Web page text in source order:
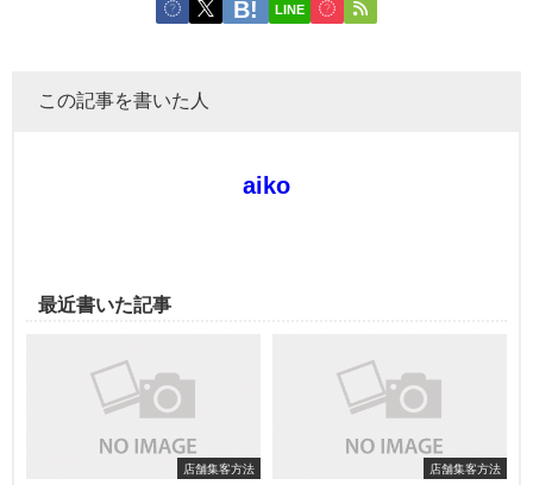
LINE
この記事を書いた人
aiko
最近書いた記事
店舗集客方法 店舗集客方法